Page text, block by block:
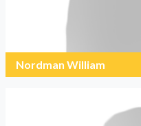
Nordman William